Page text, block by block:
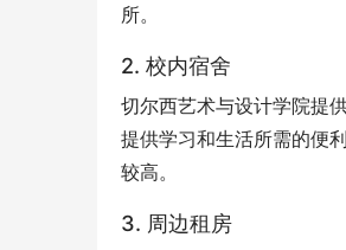
所。
2. 校内宿舍
切尔西艺术与设计学院提
提供学习和生活所需的便
较高。
3. 周边租房